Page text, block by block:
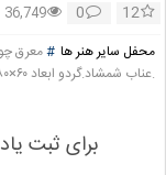
12
0
36,749
محفل سایر هنر ها #معرق
.عناب شمشاد.گردو ابعاد ۶۰×۸۰
برای ثبت